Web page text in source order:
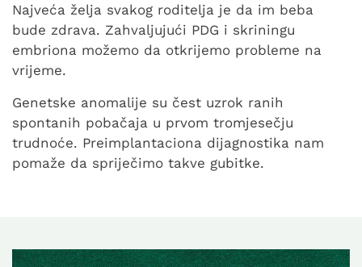
Najveća želja svakog roditelja je da im beba
bude zdrava. Zahvaljujući PDG i skriningu
embriona možemo da otkrijemo probleme na
vrijeme.
Genetske anomalije su čest uzrok ranih
spontanih pobačaja u prvom tromjesečju
trudnoće. Preimplantaciona dijagnostika nam
pomaže da spriječimo takve gubitke.